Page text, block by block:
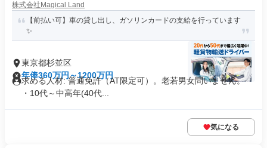
株式会社Magical Land
【前払い可】車の貸し出し、ガソリンカードの支給を行っています
✨
東京都杉並区
年俸360万円～1200万円
求める人材: 普通免許（AT限定可）。老若男女問いません。
・10代～中高年(40代...
気になる